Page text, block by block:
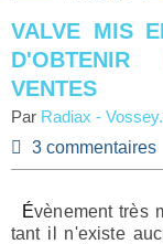
VALVE MIS
VENTES
Par Radiax -
3 commentaires
Évènement très médiatisé dans le domaine du jeu vidéo
tant il n'existe